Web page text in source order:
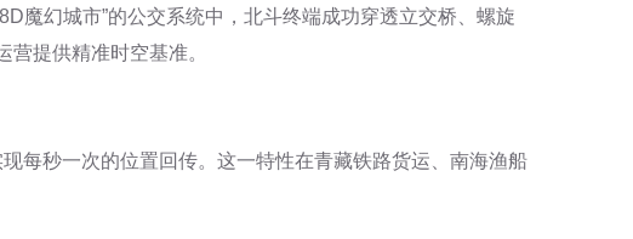
魔幻城市”的公交系统中，北斗终端成功穿透立交桥、螺旋
提供精准时空基准。
每秒一次的位置回传。这一特性在青藏铁路货运、南海渔船